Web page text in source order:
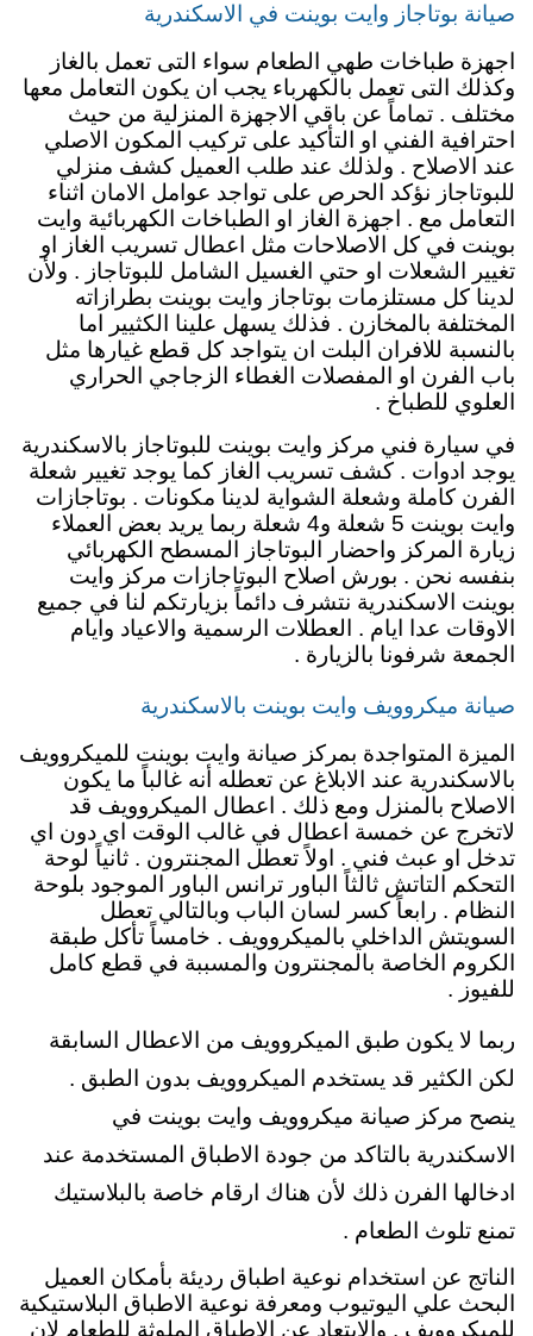
صيانة بوتاجاز وايت بوينت في الاسكندرية
اجهزة طباخات طهي الطعام سواء التى تعمل بالغاز
وكذلك التى تعمل بالكهرباء يجب ان يكون التعامل معها
مختلف . تماماً عن باقي الاجهزة المنزلية من حيث
احترافية الفني او التأكيد على تركيب المكون الاصلي
عند الاصلاح . ولذلك عند طلب العميل كشف منزلي
للبوتاجاز نؤكد الحرص على تواجد عوامل الامان اثناء
التعامل مع . اجهزة الغاز او الطباخات الكهربائية وايت
بوينت في كل الاصلاحات مثل اعطال تسريب الغاز او
تغيير الشعلات او حتي الغسيل الشامل للبوتاجاز . ولأن
لدينا كل مستلزمات بوتاجاز وايت بوينت بطرازاته
المختلفة بالمخازن . فذلك يسهل علينا الكثيير اما
بالنسبة للافران البلت ان يتواجد كل قطع غيارها مثل
باب الفرن او المفصلات الغطاء الزجاجي الحراري
العلوي للطباخ .
في سيارة فني مركز وايت بوينت للبوتاجاز بالاسكندرية
يوجد ادوات . كشف تسريب الغاز كما يوجد تغيير شعلة
الفرن كاملة وشعلة الشواية لدينا مكونات . بوتاجازات
وايت بوينت 5 شعلة و4 شعلة ربما يريد بعض العملاء
زيارة المركز واحضار البوتاجاز المسطح الكهربائي
بنفسه نحن . بورش اصلاح البوتاجازات مركز وايت
بوينت الاسكندرية نتشرف دائماً بزيارتكم لنا في جميع
الاوقات عدا ايام . العطلات الرسمية والاعياد وايام
الجمعة شرفونا بالزيارة .
صيانة ميكروويف وايت بوينت بالاسكندرية
الميزة المتواجدة بمركز صيانة وايت بوينت للميكروويف
بالاسكندرية عند الابلاغ عن تعطله أنه غالباً ما يكون
الاصلاح بالمنزل ومع ذلك . اعطال الميكروويف قد
لاتخرج عن خمسة اعطال في غالب الوقت اي دون اي
تدخل او عبث فني . اولاً تعطل المجنترون . ثانياً لوحة
التحكم التاتش ثالثاً الباور ترانس الباور الموجود بلوحة
النظام . رابعاً كسر لسان الباب وبالتالي تعطل
السويتش الداخلي بالميكروويف . خامساً تأكل طبقة
الكروم الخاصة بالمجنترون والمسببة في قطع كامل
للفيوز .
ربما لا يكون طبق الميكروويف من الاعطال السابقة
لكن الكثير قد يستخدم الميكروويف بدون الطبق .
ينصح مركز صيانة ميكروويف وايت بوينت في
الاسكندرية بالتاكد من جودة الاطباق المستخدمة عند
ادخالها الفرن ذلك لأن هناك ارقام خاصة بالبلاستيك
تمنع تلوث الطعام .
الناتج عن استخدام نوعية اطباق رديئة بأمكان العميل
البحث علي اليوتيوب ومعرفة نوعية الاطباق البلاستيكية
للميكروويف . والابتعاد عن الاطباق الملوثة للطعام لان